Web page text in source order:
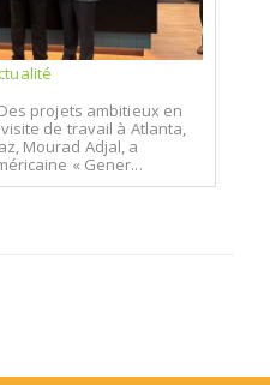
projets ambitieux en
de travail à Atlanta,
Mourad Adjal, a
« Gener...